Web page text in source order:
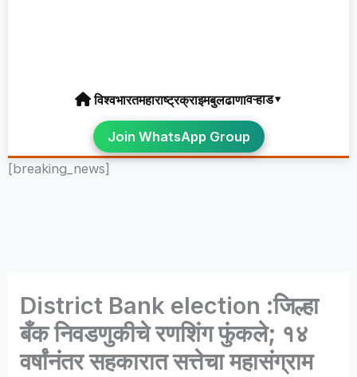
विश्वभारतमहाराष्ट्रक्राइमबुलढाणावऱ्हाड▾
Join WhatsApp Group
[breaking_news]
District Bank election :जिल्हा
बँक निवडणुकीचे रणशिंग फुंकले; १४
वर्षांनंतर सहकारात सत्तेचा महासंग्राम